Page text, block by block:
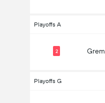
Playoffs A
2
Playoffs G